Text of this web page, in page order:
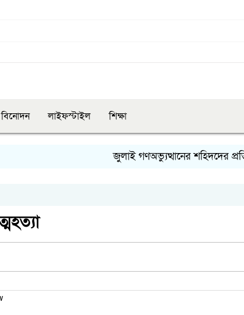
বিনোদন লাইফস্টাইল শিক্ষা
জুলাই গণঅভ্যুত্থানের শহিদদের প্রতি